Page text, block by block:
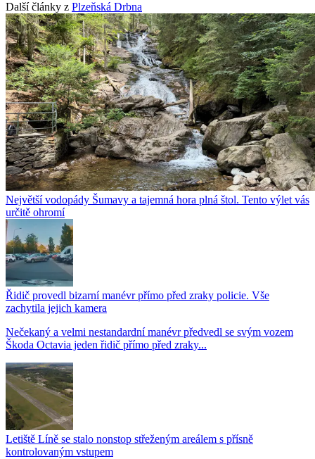
Další články z Plzeňská Drbna
Největší vodopády Šumavy a tajemná hora plná štol. Tento výlet vás
určitě ohromí
Řidič provedl bizarní manévr přímo před zraky policie. Vše
zachytila jejich kamera
Nečekaný a velmi nestandardní manévr předvedl se svým vozem
Škoda Octavia jeden řidič přímo před zraky...
Letiště Líně se stalo nonstop střeženým areálem s přísně
kontrolovaným vstupem